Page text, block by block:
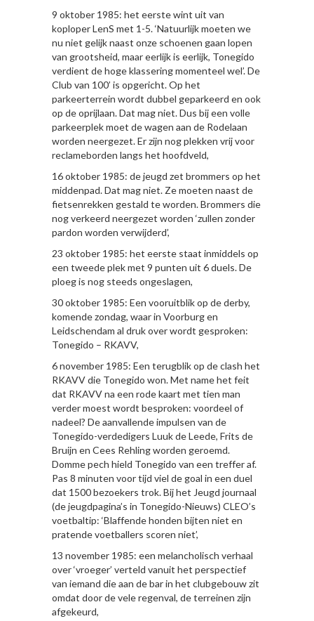
9 oktober 1985: het eerste wint uit van
koploper LenS met 1-5. ‘Natuurlijk moeten we
nu niet gelijk naast onze schoenen gaan lopen
van grootsheid, maar eerlijk is eerlijk, Tonegido
verdient de hoge klassering momenteel wel’. De
Club van 100’ is opgericht. Op het
parkeerterrein wordt dubbel geparkeerd en ook
op de oprijlaan. Dat mag niet. Dus bij een volle
parkeerplek moet de wagen aan de Rodelaan
worden neergezet. Er zijn nog plekken vrij voor
reclameborden langs het hoofdveld,
16 oktober 1985: de jeugd zet brommers op het
middenpad. Dat mag niet. Ze moeten naast de
fietsenrekken gestald te worden. Brommers die
nog verkeerd neergezet worden ‘zullen zonder
pardon worden verwijderd’,
23 oktober 1985: het eerste staat inmiddels op
een tweede plek met 9 punten uit 6 duels. De
ploeg is nog steeds ongeslagen,
30 oktober 1985: Een vooruitblik op de derby,
komende zondag, waar in Voorburg en
Leidschendam al druk over wordt gesproken:
Tonegido – RKAVV,
6 november 1985: Een terugblik op de clash het
RKAVV die Tonegido won. Met name het feit
dat RKAVV na een rode kaart met tien man
verder moest wordt besproken: voordeel of
nadeel? De aanvallende impulsen van de
Tonegido-verdedigers Luuk de Leede, Frits de
Bruijn en Cees Rehling worden geroemd.
Domme pech hield Tonegido van een treffer af.
Pas 8 minuten voor tijd viel de goal in een duel
dat 1500 bezoekers trok. Bij het Jeugd journaal
(de jeugdpagina’s in Tonegido-Nieuws) CLEO’s
voetbaltip: ‘Blaffende honden bijten niet en
pratende voetballers scoren niet’,
13 november 1985: een melancholisch verhaal
over ‘vroeger’ verteld vanuit het perspectief
van iemand die aan de bar in het clubgebouw zit
omdat door de vele regenval, de terreinen zijn
afgekeurd,